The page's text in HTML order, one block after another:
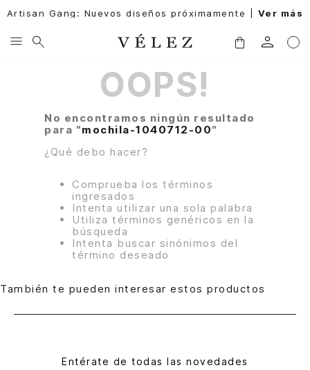
Artisan Gang: Nuevos diseños próximamente | Ver más
OOPS!
No encontramos ningún resultado
para "mochila-1040712-00"
¿Qué debo hacer?
Comprueba los términos
ingresados
Intenta utilizar una sola palabra
Utiliza términos genéricos en la
búsqueda
Intenta buscar sinónimos del
término deseado
También te pueden interesar estos productos
Entérate de todas las novedades